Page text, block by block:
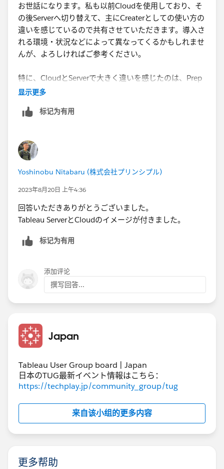
（に伴いダウンタイムが発生する）ので、ここも見方次
第でメリット/デメリットになります。
認証まわりなどのカスタマイズをしたい、可能な限り自
社でコントロールしたい、そのためのコストを支払う用
ムとのId連携を考えたり権限管理を徹底する企業さんは
Serverを使っているケースが多いように感じます。人材
の用意が難しい場合はCloudを採用するのが楽でよいだ
ろうと思います。
お世話になります。私も以前Cloudを使用しており、そ
の後Serverへ切り替えて、主にCreaterとしての使い方の
違いを感じているので共有させていただきます。​導入さ
れる環境・状況などによって異なってくるかもしれませ
んが、よろしければご参考ください。
特に、Cloudと​Serverで大きく違いを感じたのは、Prep
のフローのスケジュール実行が可能になることです。デ
新したいダッシュボードなどあれば便利に使っていただ
イメージとしては、データのインポート→Server上の
Prepで自動実行​→Server上のデータソース更新→Server
上のダッシュボードも更新 という流れになります。
Prepのフローのスケジュール実行に関しては、後続の
Prepフローも設定し、かつ処理完了するとメール送信す
詳しくはこちら をご参照ください。​お役に立てれば幸い
です。
◆Tableau Server
・回線環境の影響なし
・環境構築・サーバ管理の手間がかかる
加えて（Creater視点として）
・抽出ファイル・サブスクリプションの設定…Server内
に用意されたスケジュールを使用
す）
・サイト容量…調整可能
◆Tableau Cloud
・環境構築が楽でサーバ管理が不要
显示更多
标记为有用
Yoshinobu Nitabaru (株式会社プリンシプル)
2023年8月20日 上午4:36
回答いただきありがとうございました。
Tableau ServerとCloudのイメージが付きました。
标记为有用
添加评论
撰写回答...
Japan
Tableau User Group board | Japan
日本のTUG最新イベント情報はこちら：
https://techplay.jp/community_group/tug
来自该小组的更多内容
更多帮助